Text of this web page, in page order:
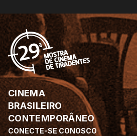
CONECTE-SE CONOSCO
CINEMA
BRASILEIRO
CONTEMPORÂNEO